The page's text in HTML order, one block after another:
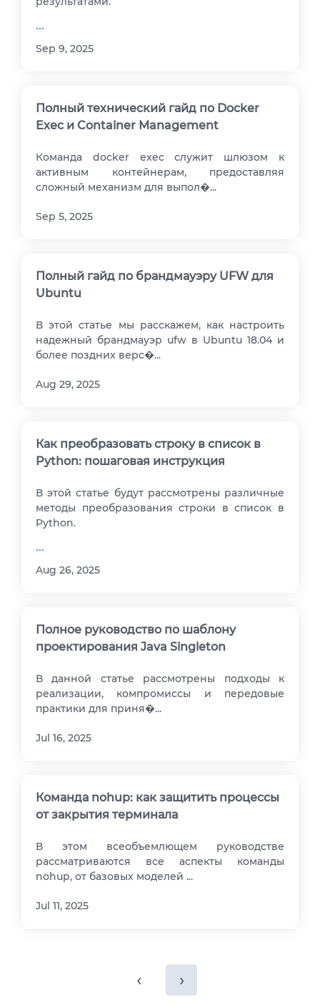
...
Sep 9, 2025
Полный технический гайд по Docker
Exec и Container Management
Команда docker exec служит шлюзом к
активным контейнерам, предоставляя
сложный механизм для выпол�...
Sep 5, 2025
Полный гайд по брандмауэру UFW для
Ubuntu
В этой статье мы расскажем, как настроить
надежный брандмауэр ufw в Ubuntu 18.04 и
более поздних верс�...
Aug 29, 2025
Как преобразовать строку в список в
Python: пошаговая инструкция
В этой статье будут рассмотрены различные
методы преобразования строки в список в
Python.
...
Aug 26, 2025
Полное руководство по шаблону
проектирования Java Singleton
В данной статье рассмотрены подходы к
реализации, компромиссы и передовые
практики для приня�...
Jul 16, 2025
Команда nohup: как защитить процессы
от закрытия терминала
В этом всеобъемлющем руководстве
рассматриваются все аспекты команды
nohup, от базовых моделей ...
Jul 11, 2025
‹ ›